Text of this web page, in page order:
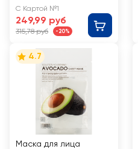
авокадо
С Картой №1
249,99 руб
315,78 руб -20%
4.7
Маска для лица